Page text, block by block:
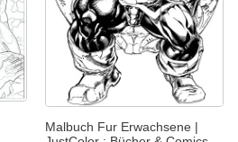
Malbuch Fur Erwachsene |